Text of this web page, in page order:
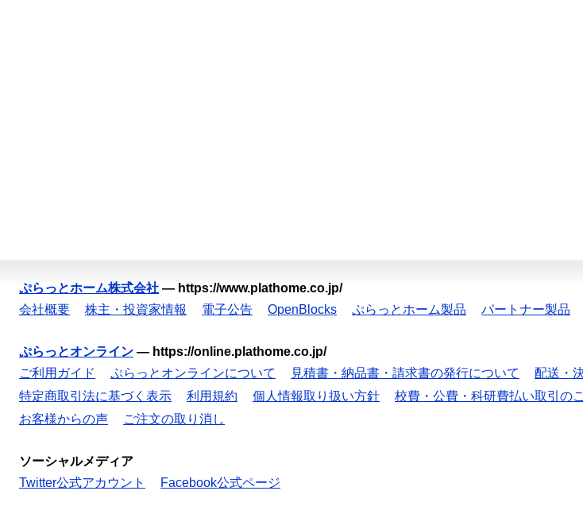
ぷらっとホーム株式会社 — https://www.plathome.co.jp/
会社概要
株主・投資家情報 電子公告 OpenBlocks ぷらっとホーム製品 パートナー製品
ぷらっとオンライン — https://online.plathome.co.jp/
ご利用ガイド
ぷらっとオンラインについて 見積書・納品書・請求書の発行について 配送・
特定商取引法に基づく表示
利用規約 個人情報取り扱い方針 校費・公費・科研費払い取引の
お客様からの声
ご注文の取り消し
ソーシャルメディア
Twitter公式アカウント
Facebook公式ページ